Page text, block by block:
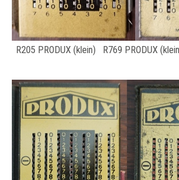
R205 PRODUX (klein) R769 PRODUX